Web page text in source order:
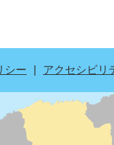
シー アクセシビリ